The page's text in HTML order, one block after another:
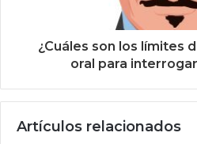
¿Cuáles son los límites
oral para
Artículos relacionados